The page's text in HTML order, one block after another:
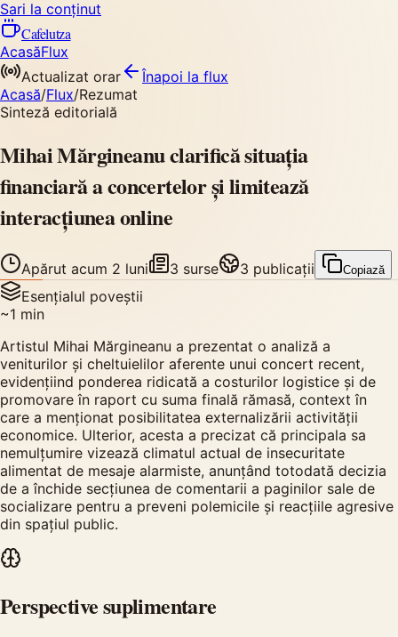
Sari la conținut
Cafelutza
AcasăFlux
Actualizat orar
Înapoi la flux
Acasă/Flux/Rezumat
Sinteză editorială
Mihai Mărgineanu clarifică situația
financiară a concertelor și limitează
interacțiunea online
Apărut acum 2 luni 3 surse 3 publicații Copiază
Esențialul poveștii
~1 min
Artistul Mihai Mărgineanu a prezentat o analiză a
veniturilor și cheltuielilor aferente unui concert recent,
evidențiind ponderea ridicată a costurilor logistice și de
promovare în raport cu suma finală rămasă, context în
care a menționat posibilitatea externalizării activității
economice. Ulterior, acesta a precizat că principala sa
nemulțumire vizează climatul actual de insecuritate
alimentat de mesaje alarmiste, anunțând totodată decizia
de a închide secțiunea de comentarii a paginilor sale de
socializare pentru a preveni polemicile și reacțiile agresive
din spațiul public.
Perspective suplimentare